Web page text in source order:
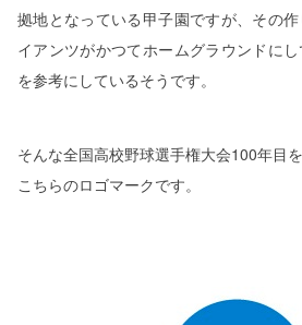
拠地となっている甲子園ですが、その
イアンツがかつてホームグラウンドに
を参考にしているそうです。
そんな全国高校野球選手権大会100年目
こちらのロゴマークです。